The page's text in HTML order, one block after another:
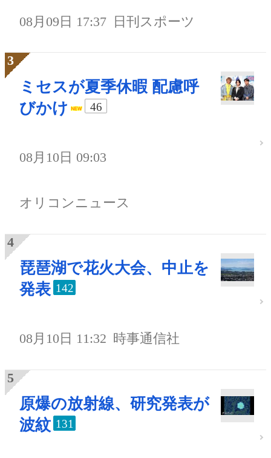
08月09日 17:37 日刊スポーツ
ミセスが夏季休暇 配慮呼
びかけ
46
08月10日 09:03
オリコンニュース
琵琶湖で花火大会、中止を
発表 142
08月10日 11:32 時事通信社
原爆の放射線、研究発表が
波紋 131